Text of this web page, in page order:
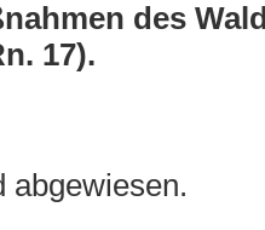
des
17).
abgewiesen.